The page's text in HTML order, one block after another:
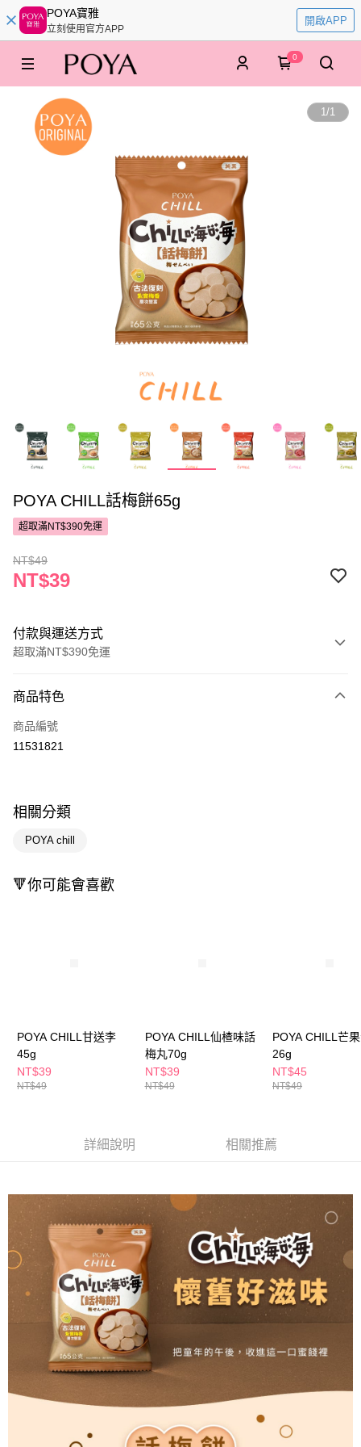
POYA寶雅
立刻使用官方APP
開啟APP
0
1/1
POYA CHILL話梅餅65g
超取滿NT$390免運
NT$49
NT$39
付款與運送方式
超取滿NT$390免運
POYA支付
信用卡一次付款
悠遊付
２．便利：只要手機號碼，簡訊認證，即可結帳。
３．安心：先確認商品／服務後，再付款。
【「AFTEE先享後付」結帳流程】
３．收到繳費通知簡訊後14天內，點擊此簡訊中的連結，可透過四大超商／
後付繳納相關費用。
※ 交易是否成功請以「AFTEE先享後付 」之結帳頁面顯示為準，若有關於
是否繳費成功／繳費後需取消欲退款等相關疑問，請聯繫「AFTEE先享後付
客戶支援中心」https://netprotections.freshdesk.com/support/home
【注意事項】
１．透過由恩沛科技股份有限公司提供之「AFTEE先享後付」服務完成之交
易，需依本服務之必要範圍內提供個人資料，並將交易相關給付款項請求債
權轉讓予恩沛科技股份有限公司。
２．關於個人資料處理事宜，請瀏覽以下網址：
https://aftee.tw/terms/#terms3
３．未成年的使用者請事先徵得法定代理人或監護人之同意方可使用
「AFTEE先享後付」，若未經同意申辦者引起之損失，本公司不負相關責
４．使用「AFTEE先享後付」時，將依據個別帳號之用戶狀況，依本公司即
時審查核予不同之上限額度；若仍有額度不足之情形，本公司將視審查結果
請求用戶進行身份認證。
運送方式
全家取貨付款
每筆NT$65，滿NT$390(含以上)免運費
付款後萊爾富取貨
每筆NT$65，滿NT$490(含以上)免運費
7-11取貨付款
每筆NT$65，滿NT$490(含以上)免運費
付款後7-11取貨
每筆NT$65，滿NT$490(含以上)免運費
宅配(本島)
每筆NT$100，滿NT$790(含以上)免運費
付款後寶雅門市自取(由倉庫統一出貨)
商品特色
商品編號
11531821
相關分類
POYA chill
🔻你可能會喜歡
POYA CHILL甘送李
45g
NT$39
NT$49
POYA CHILL仙楂味話
梅丸70g
NT$39
NT$49
POYA CHILL芒
26g
NT$45
NT$49
詳細說明 相關推薦